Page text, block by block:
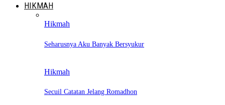
HIKMAH
Hikmah
Seharusnya Aku Banyak Bersyukur
Hikmah
Secuil Catatan Jelang Romadhon